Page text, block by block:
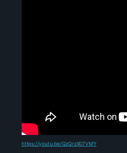
https://youtu.be/QzQrzX07VMY